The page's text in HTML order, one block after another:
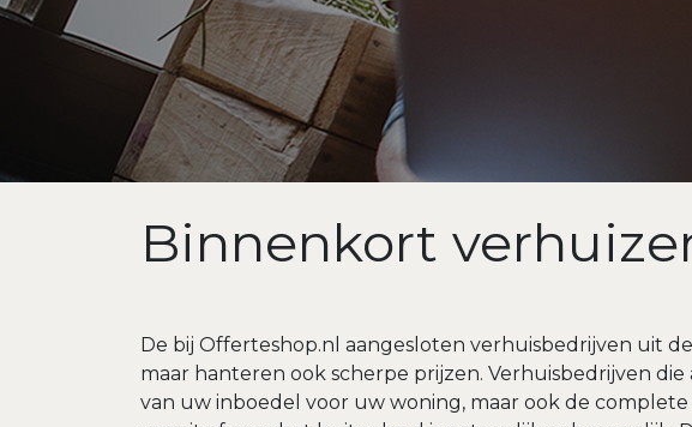
Binnenkort
De bij Offerteshop.nl aangesloten verhuisbedrijven uit
maar hanteren ook scherpe prijzen. Verhuisbedrijven
van uw inboedel voor uw woning, maar ook de